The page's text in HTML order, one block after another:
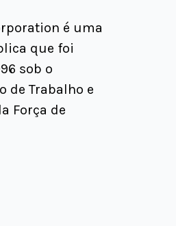
é uma
que foi
sob o
de Trabalho e
Força de